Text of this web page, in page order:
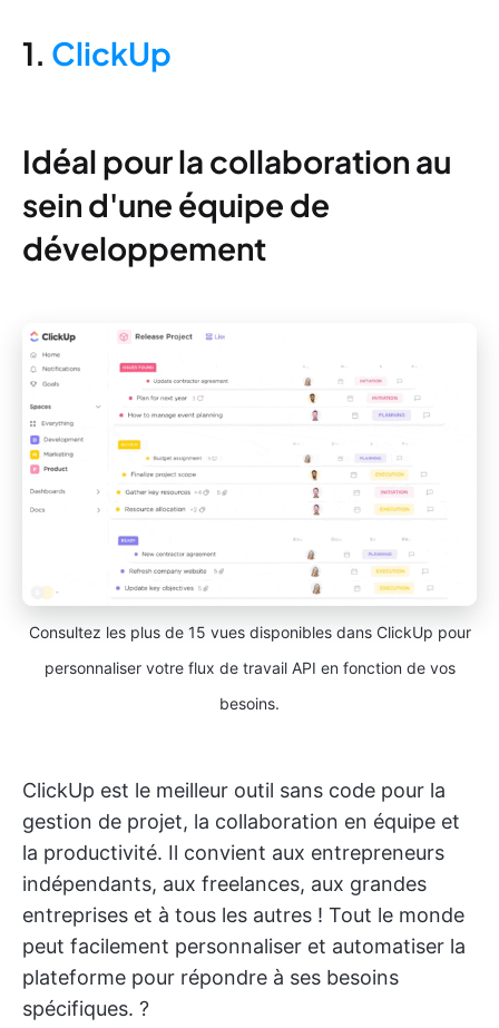
1. ClickUp
Idéal pour la collaboration au
sein d'une équipe de
développement
Consultez les plus de 15 vues disponibles dans ClickUp pour
personnaliser votre flux de travail API en fonction de vos
besoins.
ClickUp est le meilleur outil sans code pour la
gestion de projet, la collaboration en équipe et
la productivité. Il convient aux entrepreneurs
indépendants, aux freelances, aux grandes
entreprises et à tous les autres ! Tout le monde
peut facilement personnaliser et automatiser la
plateforme pour répondre à ses besoins
spécifiques. ?